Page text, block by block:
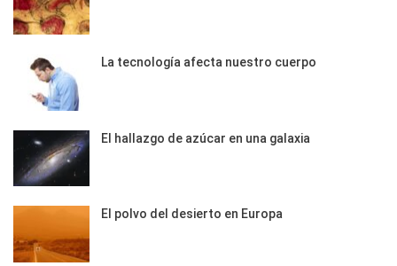
La tecnología afecta nuestro cuerpo
El hallazgo de azúcar en una galaxia
El polvo del desierto en Europa